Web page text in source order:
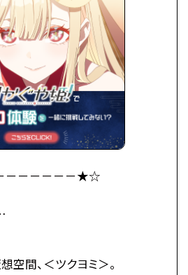
姫なの？」
はわがまま放題。
ま)で彩葉は、ツクヨミでのラ
とに。
として音楽を作り、かぐやがラ
で、
けていく。
不吉な影が、すぐそこまで迫
——
kaguyahime.com/
－－－－－－★☆
－－－－－★☆
空間、＜ツクヨミ＞。